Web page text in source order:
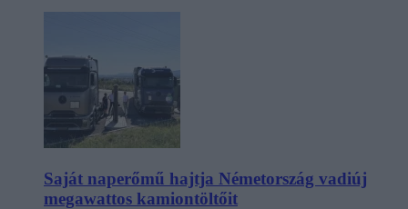
Saját naperőmű hajtja Németország vadiúj
megawattos kamiontöltőit